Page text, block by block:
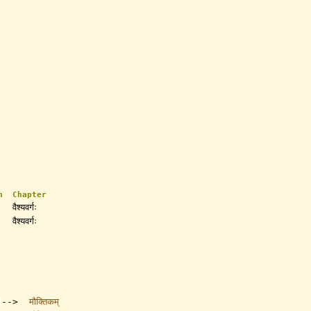
Chapter
वैश्यवर्गः
वैश्यवर्गः
>
मौक्तिकम्